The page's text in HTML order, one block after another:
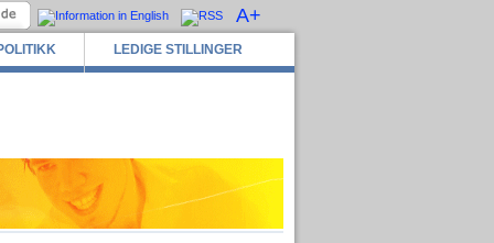
LEDIGE STILLINGER
A+